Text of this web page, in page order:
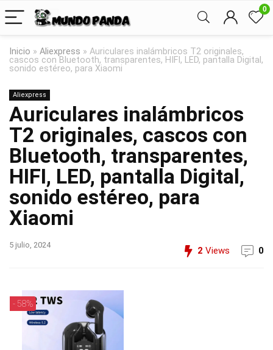
0
Inicio » Aliexpress » Auriculares inalámbricos T2 originales,
cascos con Bluetooth, transparentes, HIFI, LED, pantalla Digital,
sonido estéreo, para Xiaomi
Aliexpress
Auriculares inalámbricos
T2 originales, cascos con
Bluetooth, transparentes,
HIFI, LED, pantalla Digital,
sonido estéreo, para
Xiaomi
5 julio, 2024
2 Views 0
- 58%